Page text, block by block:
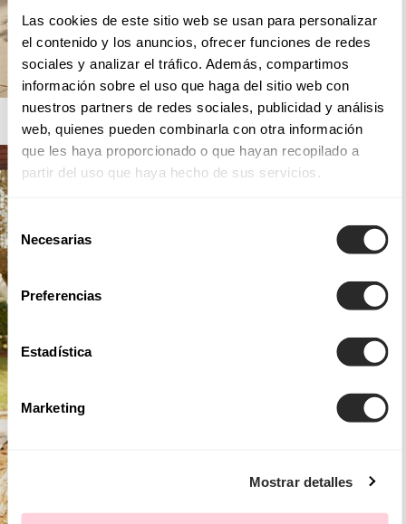
Las cookies de este sitio web se usan para personalizar
el contenido y los anuncios, ofrecer funciones de redes
sociales y analizar el tráfico. Además, compartimos
información sobre el uso que haga del sitio web con
nuestros partners de redes sociales, publicidad y análisis
web, quienes pueden combinarla con otra información
que les haya proporcionado o que hayan recopilado a
partir del uso que haya hecho de sus servicios.
Selección
de
consentimiento
Necesarias
Preferencias
Estadística
Marketing
Mostrar detalles
AIRE BARCELONA